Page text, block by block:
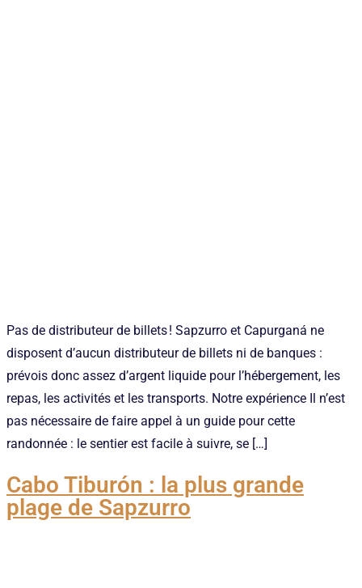
Pas de distributeur de billets ! Sapzurro et Capurganá ne
disposent d’aucun distributeur de billets ni de banques :
prévois donc assez d’argent liquide pour l’hébergement, les
repas, les activités et les transports. Notre expérience Il n’est
pas nécessaire de faire appel à un guide pour cette
randonnée : le sentier est facile à suivre, se […]
Cabo Tiburón : la plus grande
plage de Sapzurro